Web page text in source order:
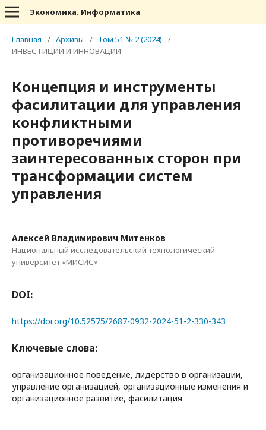
Экономика. Информатика
Главная / Архивы / Том 51 № 2 (2024)
/
ИНВЕСТИЦИИ И ИННОВАЦИИ
Концепция и инструменты
фасилитации для управления
конфликтными
противоречиями
заинтересованных сторон при
трансформации систем
управления
Алексей Владимирович Митенков
Национальный исследовательский технологический
университет «МИСИС»
DOI:
https://doi.org/10.52575/2687-0932-2024-51-2-330-343
Ключевые слова:
организационное поведение, лидерство в организации,
управление организацией, организационные изменения и
организационное развитие, фасилитация